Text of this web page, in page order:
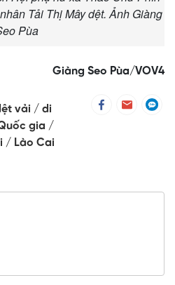
Tải Thị Mây dệt. Ảnh Giàng
Pùa
Giàng Seo Pùa/VOV4
vải
di
gia
Lào Cai